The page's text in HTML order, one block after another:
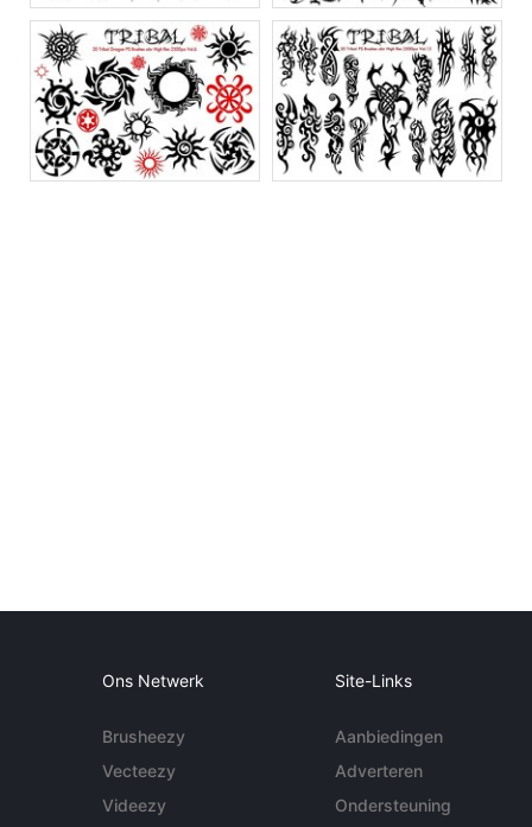
Ons Netwerk
Brusheezy
Vecteezy
Videezy
Site-Links
Aanbiedingen
Adverteren
Ondersteuning